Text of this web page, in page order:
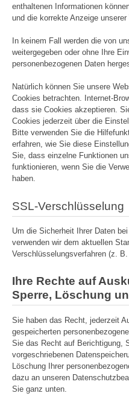
enthaltenen Informationen
und die korrekte Anzeige
In keinem Fall werden die von
weitergegeben oder ohne Ihre
personenbezogenen Daten
Natürlich können Sie unsere
Cookies betrachten. Internet-
dass sie Cookies akzeptieren.
Cookies jederzeit über die
Bitte verwenden Sie die
erfahren, wie Sie diese
Sie, dass einzelne Funktionen
funktionieren, wenn Sie die
haben.
SSL-Verschlüsselung
Um die Sicherheit Ihrer Daten
verwenden wir dem aktuellen
Verschlüsselungsverfahren (z. B.
Ihre Rechte auf
Sperre, Löschung
Sie haben das Recht, jederzeit
gespeicherten
Sie das Recht auf Berichtigung,
vorgeschriebenen
Löschung Ihrer
dazu an unseren
Sie ganz unten.